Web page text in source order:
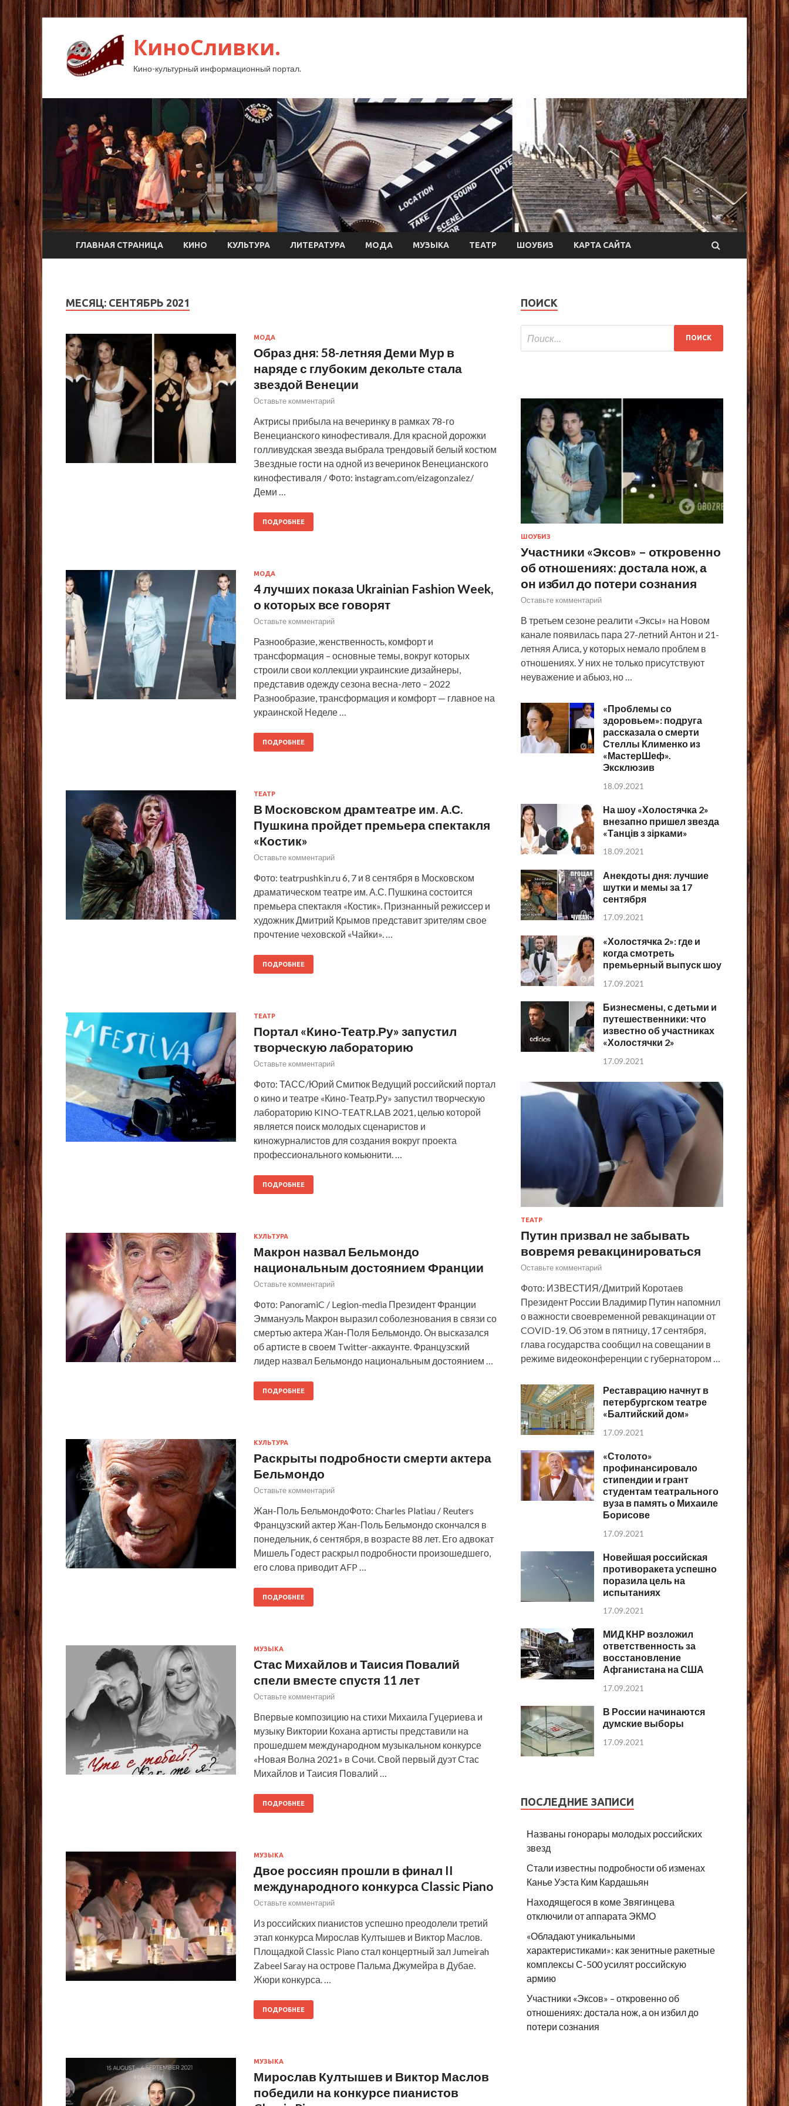
КиноСливки.
Кино-культурный информационный портал.
ГЛАВНАЯ СТРАНИЦА КИНО КУЛЬТУРА ЛИТЕРАТУРА МОДА МУЗЫКА ТЕАТР ШОУБИЗ КАРТА САЙТА
МЕСЯЦ: СЕНТЯБРЬ 2021
МОДА
Образ дня: 58-летняя Деми Мур в
наряде с глубоким декольте стала
звездой Венеции
Оставьте комментарий
Актрисы прибыла на вечеринку в рамках 78-го
Венецианского кинофестиваля. Для красной дорожки
голливудская звезда выбрала трендовый белый костюм
Звездные гости на одной из вечеринок Венецианского
кинофестиваля / Фото: instagram.com/eizagonzalez/
Деми …
ПОДРОБНЕЕ
МОДА
4 лучших показа Ukrainian Fashion Week,
о которых все говорят
Оставьте комментарий
Разнообразие, женственность, комфорт и
трансформация – основные темы, вокруг которых
строили свои коллекции украинские дизайнеры,
представив одежду сезона весна-лето – 2022
Разнообразие, трансформация и комфорт — главное на
украинской Неделе …
ПОДРОБНЕЕ
ТЕАТР
В Московском драмтеатре им. А.С.
Пушкина пройдет премьера спектакля
«Костик»
Оставьте комментарий
Фото: teatrpushkin.ru 6, 7 и 8 сентября в Московском
драматическом театре им. А.С. Пушкина состоится
премьера спектакля «Костик». Признанный режиссер и
художник Дмитрий Крымов представит зрителям свое
прочтение чеховской «Чайки». …
ПОДРОБНЕЕ
ТЕАТР
Портал «Кино-Театр.Ру» запустил
творческую лабораторию
Оставьте комментарий
Фото: ТАСС/Юрий Смитюк Ведущий российский портал
о кино и театре «Кино-Театр.Ру» запустил творческую
лабораторию KINO-TEATR.LAB 2021, целью которой
является поиск молодых сценаристов и
киножурналистов для создания вокруг проекта
профессионального комьюнити. …
ПОДРОБНЕЕ
КУЛЬТУРА
Макрон назвал Бельмондо
национальным достоянием Франции
Оставьте комментарий
Фото: PanoramiC / Legion-media Президент Франции
Эммануэль Макрон выразил соболезнования в связи со
смертью актера Жан-Поля Бельмондо. Он высказался
об артисте в своем Twitter-аккаунте. Французский
лидер назвал Бельмондо национальным достоянием …
ПОДРОБНЕЕ
КУЛЬТУРА
Раскрыты подробности смерти актера
Бельмондо
Оставьте комментарий
Жан-Поль БельмондоФото: Charles Platiau / Reuters
Французский актер Жан-Поль Бельмондо скончался в
понедельник, 6 сентября, в возрасте 88 лет. Его адвокат
Мишель Годест раскрыл подробности произошедшего,
его слова приводит AFP …
ПОДРОБНЕЕ
МУЗЫКА
Стас Михайлов и Таисия Повалий
спели вместе спустя 11 лет
Оставьте комментарий
Впервые композицию на стихи Михаила Гуцериева и
музыку Виктории Кохана артисты представили на
прошедшем международном музыкальном конкурсе
«Новая Волна 2021» в Сочи. Свой первый дуэт Стас
Михайлов и Таисия Повалий …
ПОДРОБНЕЕ
МУЗЫКА
Двое россиян прошли в финал II
международного конкурса Classic Piano
Оставьте комментарий
Из российских пианистов успешно преодолели третий
этап конкурса Мирослав Култышев и Виктор Маслов.
Площадкой Classic Piano стал концертный зал Jumeirah
Zabeel Saray на острове Пальма Джумейра в Дубае.
Жюри конкурса. …
ПОДРОБНЕЕ
МУЗЫКА
Мирослав Култышев и Виктор Маслов
победили на конкурсе пианистов
ПОИСК
ШОУБИЗ
Участники «Эксов» – откровенно
об отношениях: достала нож, а
он избил до потери сознания
Оставьте комментарий
В третьем сезоне реалити «Эксы» на Новом
канале появилась пара 27-летний Антон и 21-
летняя Алиса, у которых немало проблем в
отношениях. У них не только присутствуют
неуважение и абьюз, но …
«Проблемы со
здоровьем»: подруга
рассказала о смерти
Стеллы Клименко из
«МастерШеф».
Эксклюзив
18.09.2021
На шоу «Холостячка 2»
внезапно пришел звезда
«Танців з зірками»
18.09.2021
Анекдоты дня: лучшие
шутки и мемы за 17
сентября
17.09.2021
«Холостячка 2»: где и
когда смотреть
премьерный выпуск шоу
17.09.2021
Бизнесмены, с детьми и
путешественники: что
известно об участниках
«Холостячки 2»
17.09.2021
ТЕАТР
Путин призвал не забывать
вовремя ревакцинироваться
Оставьте комментарий
Фото: ИЗВЕСТИЯ/Дмитрий Коротаев
Президент России Владимир Путин напомнил
о важности своевременной ревакцинации от
COVID-19. Об этом в пятницу, 17 сентября,
глава государства сообщил на совещании в
режиме видеоконференции с губернатором …
Реставрацию начнут в
петербургском театре
«Балтийский дом»
17.09.2021
«Столото»
профинансировало
стипендии и грант
студентам театрального
вуза в память о Михаиле
Борисове
17.09.2021
Новейшая российская
противоракета успешно
поразила цель на
испытаниях
17.09.2021
МИД КНР возложил
ответственность за
восстановление
Афганистана на США
17.09.2021
В России начинаются
думские выборы
17.09.2021
ПОСЛЕДНИЕ ЗАПИСИ
Названы гонорары молодых российских
звезд
Стали известны подробности об изменах
Канье Уэста Ким Кардашьян
Находящегося в коме Звягинцева
отключили от аппарата ЭКМО
«Обладают уникальными
характеристиками»: как зенитные ракетные
комплексы С-500 усилят российскую
армию
Участники «Эксов» – откровенно об
отношениях: достала нож, а он избил до
потери сознания